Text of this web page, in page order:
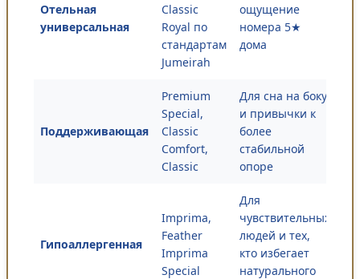
Отельная
универсальная
Classic
Royal по
стандартам
Jumeirah
ощущение
номера 5★
дома
Поддерживающая
Premium
Special,
Classic
Comfort,
Classic
Для сна на боку
и привычки к
более
стабильной
опоре
Гипоаллергенная
Imprima,
Feather
Imprima
Special
Для
чувствительных
людей и тех,
кто избегает
натурального